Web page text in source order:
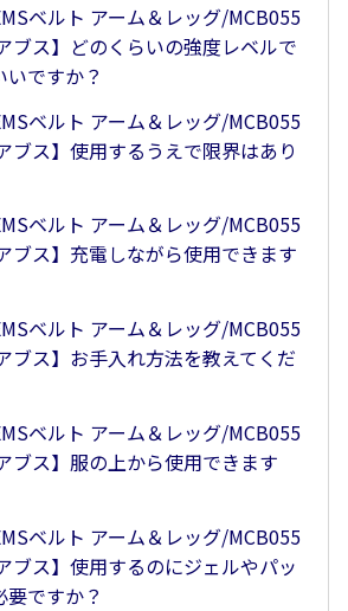
ベルト アーム＆レッグ/MCB055
ブス】どのくらいの強度レベルで
ですか？
ベルト アーム＆レッグ/MCB055
ブス】使用するうえで限界はあり
ベルト アーム＆レッグ/MCB055
ブス】充電しながら使用できます
ベルト アーム＆レッグ/MCB055
ブス】お手入れ方法を教えてくだ
ベルト アーム＆レッグ/MCB055
ブス】服の上から使用できます
ベルト アーム＆レッグ/MCB055
ブス】使用するのにジェルやパッ
要ですか？